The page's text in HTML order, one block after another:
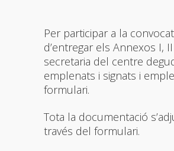
Per participar a la
d’entregar els Annexos I,
secretaria del centre
emplenats i signats i
formulari.
Tota la documentació
través del formulari.